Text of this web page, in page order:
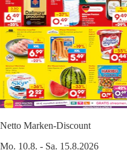
Netto Marken-Discount
Mo. 10.8. - Sa. 15.8.2026